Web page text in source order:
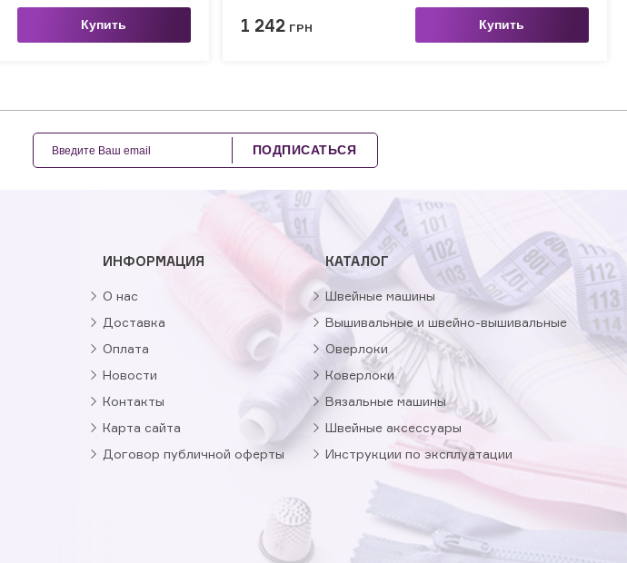
Купить 1 242 ГРН Купить
ПОДПИСАТЬСЯ
ИНФОРМАЦИЯ
О нас
Доставка
Оплата
Новости
Контакты
Карта сайта
Договор публичной оферты
КАТАЛОГ
Швейные машины
Вышивальные и швейно-вышивальные
Оверлоки
Коверлоки
Вязальные машины
Швейные аксессуары
Инструкции по эксплуатации